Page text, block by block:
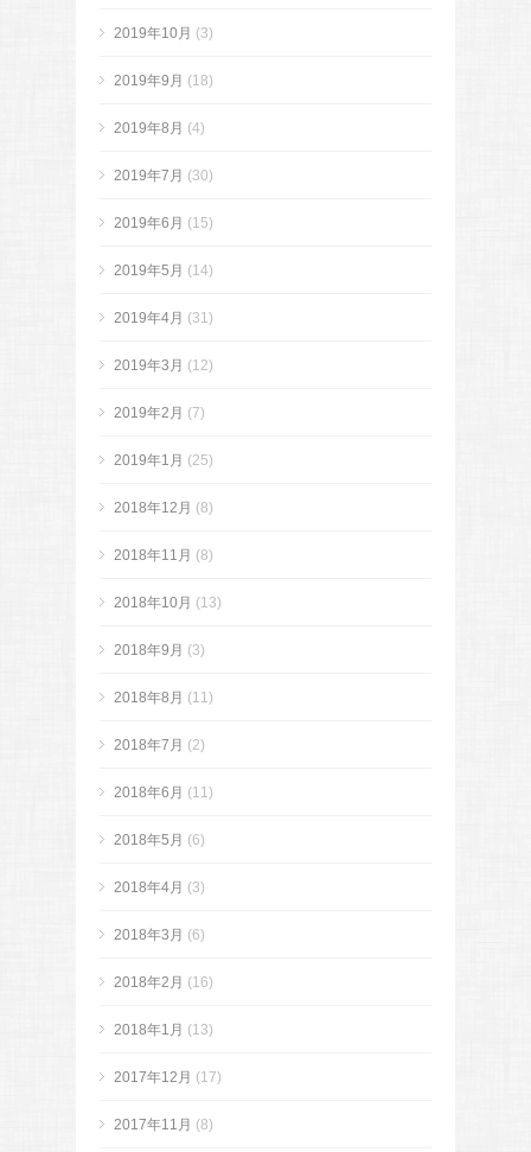
2019年10月 (3)
2019年9月 (18)
2019年8月 (4)
2019年7月 (30)
2019年6月 (15)
2019年5月 (14)
2019年4月 (31)
2019年3月 (12)
2019年2月 (7)
2019年1月 (25)
2018年12月 (8)
2018年11月 (8)
2018年10月 (13)
2018年9月 (3)
2018年8月 (11)
2018年7月 (2)
2018年6月 (11)
2018年5月 (6)
2018年4月 (3)
2018年3月 (6)
2018年2月 (16)
2018年1月 (13)
2017年12月 (17)
2017年11月 (8)